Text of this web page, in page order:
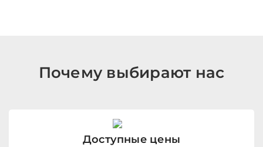
Почему выбирают нас
Доступные цены